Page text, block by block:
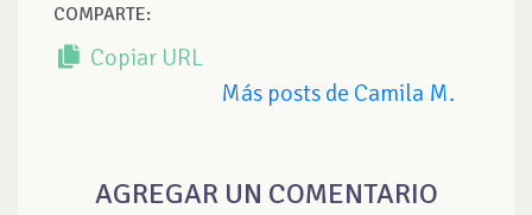
COMPARTE:
Copiar URL
Más posts de Camila M.
AGREGAR UN COMENTARIO